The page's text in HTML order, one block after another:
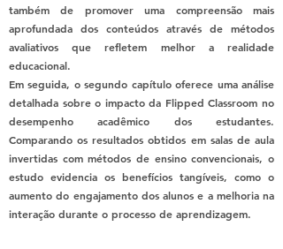
também de promover uma compreensão mais
aprofundada dos conteúdos através de métodos
avaliativos que refletem melhor a realidade
educacional.
Em seguida, o segundo capítulo oferece uma análise
detalhada sobre o impacto da Flipped Classroom no
desempenho acadêmico dos estudantes.
Comparando os resultados obtidos em salas de aula
invertidas com métodos de ensino convencionais, o
estudo evidencia os benefícios tangíveis, como o
aumento do engajamento dos alunos e a melhoria na
interação durante o processo de aprendizagem.